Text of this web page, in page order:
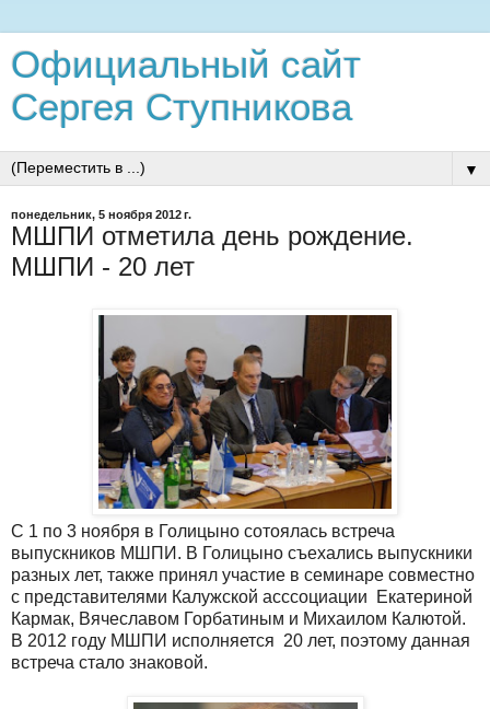
Официальный сайт
Сергея Ступникова
▼
понедельник, 5 ноября 2012 г.
МШПИ отметила день рождение.
МШПИ - 20 лет
С 1 по 3 ноября в Голицыно сотоялась встреча
выпускников МШПИ. В Голицыно съехались выпускники
разных лет, также принял участие в семинаре совместно
с представителями Калужской асссоциации Екатериной
Кармак, Вячеславом Горбатиным и Михаилом Калютой.
В 2012 году МШПИ исполняется 20 лет, поэтому данная
встреча стало знаковой.